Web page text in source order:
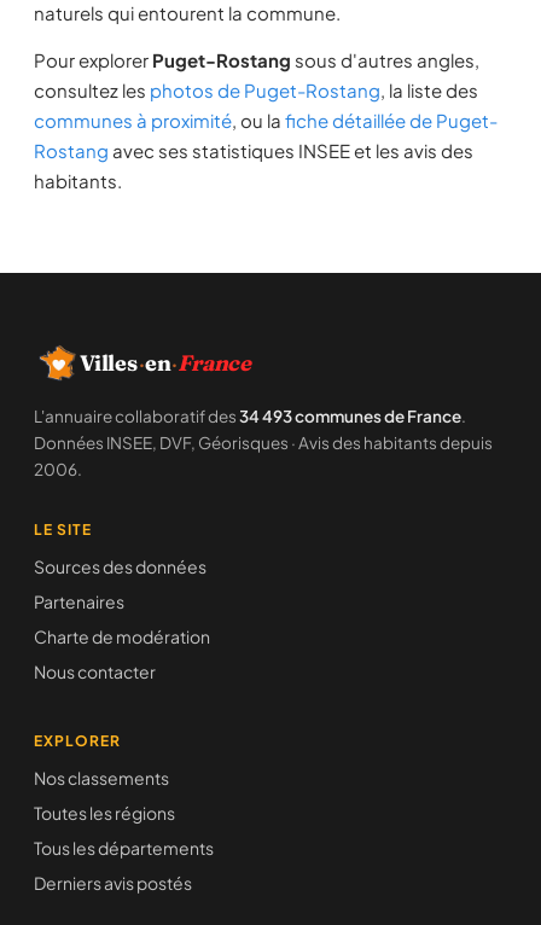
naturels qui entourent la commune.
Pour explorer Puget-Rostang sous d'autres angles,
consultez les photos de Puget-Rostang, la liste des
communes à proximité, ou la fiche détaillée de Puget-
Rostang avec ses statistiques INSEE et les avis des
habitants.
Villes·en·France
L'annuaire collaboratif des34 493 communes de France.
Données INSEE, DVF, Géorisques · Avis des habitants depuis
2006.
LE SITE
Sources des données
Partenaires
Charte de modération
Nous contacter
EXPLORER
Nos classements
Toutes les régions
Tous les départements
Derniers avis postés